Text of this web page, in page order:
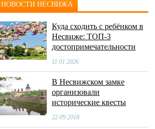
НОВОСТИ НЕСВИЖА
Куда сходить с ребёнком в
Несвиже: ТОП-3
достопримечательности
11 01 2026
В Несвижском замке
организовали
исторические квесты
22 09 2018